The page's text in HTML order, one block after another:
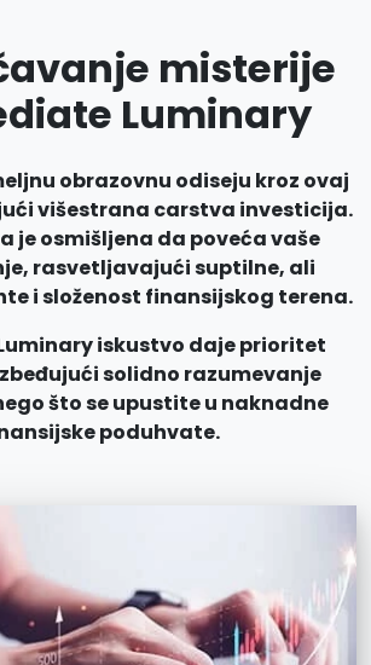
misterije
Luminary
obrazovnu odiseju kroz ovaj
višestrana carstva investicija.
je osmišljena da poveća vaše
rasvetljavajući suptilne, ali
i složenost finansijskog terena.
iskustvo daje prioritet
solidno razumevanje
što se upustite u naknadne
poduhvate.